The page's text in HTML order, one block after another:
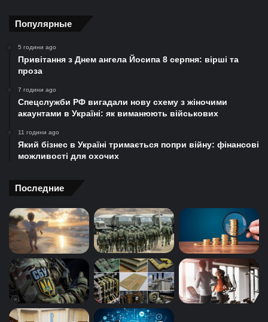
Популярные
5 години ago
Привітання з Днем ангела Йосипа 8 серпня: вірші та
проза
7 години ago
Спецслужби РФ вигадали нову схему з жіночими
акаунтами в Україні: як виманюють військових
11 години ago
Який бізнес в Україні тримається попри війну: фінансові
можливості для охочих
Последние